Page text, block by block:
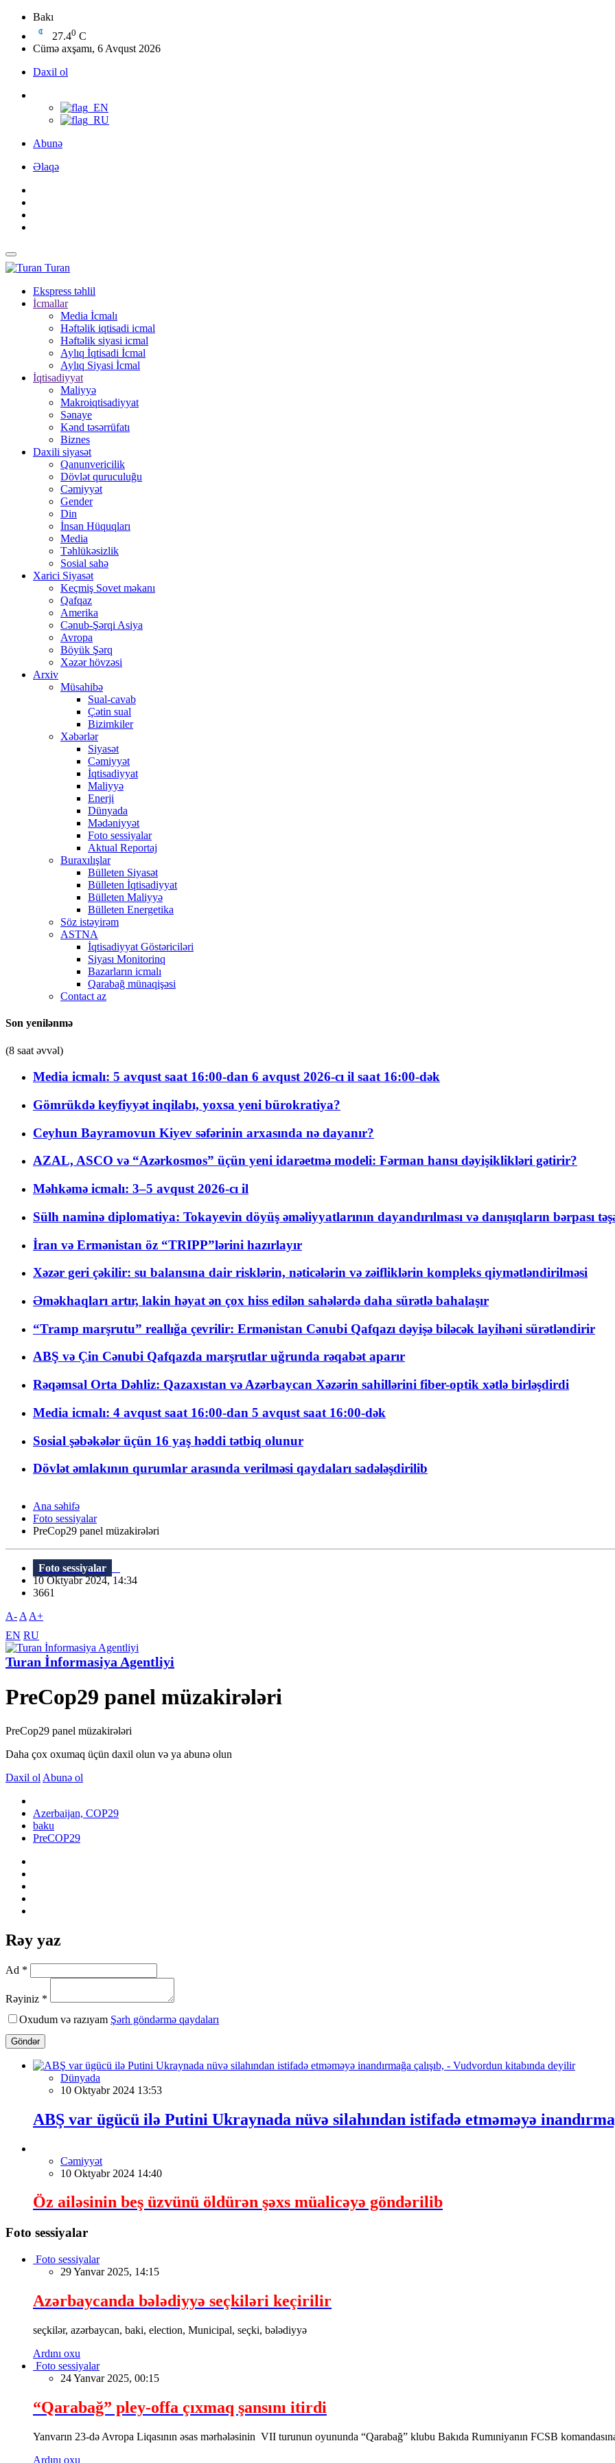
Bakı
27.40 C
Cümə axşamı, 6 Avqust 2026
Daxil ol
Abunə
Əlaqə
Turan
Ekspress təhlil
İcmallar
Media İcmalı
Həftəlik iqtisadi icmal
Həftəlik siyasi icmal
Aylıq İqtisadi İcmal
Aylıq Siyasi İcmal
İqtisadiyyat
Maliyyə
Makroiqtisadiyyat
Sənaye
Kənd təsərrüfatı
Biznes
Daxili siyasət
Qanunvericilik
Dövlət quruculuğu
Cəmiyyət
Gender
Din
İnsan Hüquqları
Media
Təhlükəsizlik
Sosial sahə
Xarici Siyasət
Keçmiş Sovet məkanı
Qafqaz
Amerika
Cənub-Şərqi Asiya
Avropa
Böyük Şərq
Xəzər hövzəsi
Arxiv
Müsahibə
Sual-cavab
Çətin sual
Bizimkiler
Xəbərlər
Siyasət
Cəmiyyət
İqtisadiyyat
Maliyyə
Enerji
Dünyada
Mədəniyyət
Foto sessiyalar
Aktual Reportaj
Buraxılışlar
Bülleten Siyasət
Bülleten İqtisadiyyat
Bülleten Maliyyə
Bülleten Energetika
Söz istəyirəm
ASTNA
İqtisadiyyat Göstəriciləri
Siyası Monitorinq
Bazarların icmalı
Qarabağ münaqişəsi
Contact az
Son yenilənmə
(8 saat əvvəl)
Media icmalı: 5 avqust saat 16:00-dan 6 avqust 2026-cı il saat 16:00-dək
Gömrükdə keyfiyyət inqilabı, yoxsa yeni bürokratiya?
Ceyhun Bayramovun Kiyev səfərinin arxasında nə dayanır?
AZAL, ASCO və “Azərkosmos” üçün yeni idarəetmə modeli: Fərman hansı dəyişiklikləri gətirir?
Məhkəmə icmalı: 3–5 avqust 2026-cı il
Sülh naminə diplomatiya: Tokayevin döyüş əməliyyatlarının dayandırılması və danışıqların bərpası
İran və Ermənistan öz “TRIPP”lərini hazırlayır
Xəzər geri çəkilir: su balansına dair risklərin, nəticələrin və zəifliklərin kompleks qiymətləndirilməsi
Əməkhaqları artır, lakin həyat ən çox hiss edilən sahələrdə daha sürətlə bahalaşır
“Tramp marşrutu” reallığa çevrilir: Ermənistan Cənubi Qafqazı dəyişə biləcək layihəni sürətləndirir
ABŞ və Çin Cənubi Qafqazda marşrutlar uğrunda rəqabət aparır
Rəqəmsal Orta Dəhliz: Qazaxıstan və Azərbaycan Xəzərin sahillərini fiber-optik xətlə birləşdirdi
Media icmalı: 4 avqust saat 16:00-dan 5 avqust saat 16:00-dək
Sosial şəbəkələr üçün 16 yaş həddi tətbiq olunur
Dövlət əmlakının qurumlar arasında verilməsi qaydaları sadələşdirilib
Ana səhifə
Foto sessiyalar
PreCop29 panel müzakirələri
Foto sessiyalar
10 Oktyabr 2024, 14:34
3661
A- A A+
EN RU
Turan İnformasiya Agentliyi
PreCop29 panel müzakirələri
PreCop29 panel müzakirələri
Daha çox oxumaq üçün daxil olun və ya abunə olun
Daxil ol Abunə ol
Azerbaijan, COP29
baku
PreCOP29
Rəy yaz
Ad *
Rəyiniz *
Oxudum və razıyam Şərh göndərmə qaydaları
Göndər
Dünyada
10 Oktyabr 2024 13:53
ABŞ var ügücü ilə Putini Ukraynada nüvə silahından istifadə etməməyə
Cəmiyyət
10 Oktyabr 2024 14:40
Öz ailəsinin beş üzvünü öldürən şəxs müalicəyə göndərilib
Foto sessiyalar
Foto sessiyalar
29 Yanvar 2025, 14:15
Azərbaycanda bələdiyyə seçkiləri keçirilir
seçkilər, azərbaycan, baki, election, Municipal, seçki, bələdiyyə
Ardını oxu
Foto sessiyalar
24 Yanvar 2025, 00:15
“Qarabağ” pley-offa çıxmaq şansını itirdi
Yanvarın 23-də Avropa Liqasının əsas mərhələsinin VII turunun oyununda “Qarabağ” klubu Bakıda Rumıniyanın FCSB
Ardını oxu